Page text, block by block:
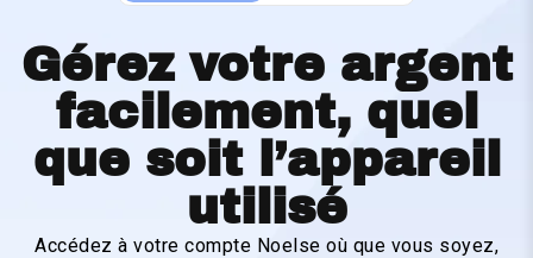
Gérez votre argent
facilement, quel
que soit l’appareil
utilisé
Accédez à votre compte Noelse où que vous soyez,